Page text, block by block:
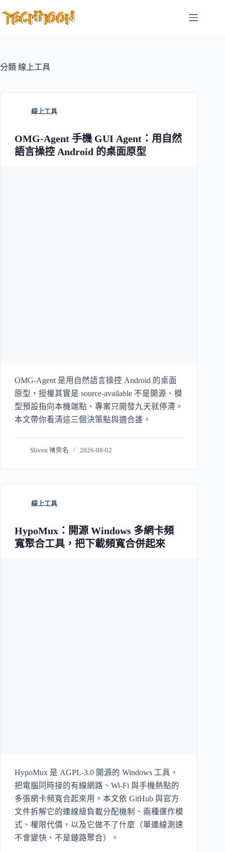
至
容
分類 線上工具
線上工具
OMG-Agent 手機 GUI Agent：用自然
語言操控 Android 的桌面原型
OMG-Agent 是用自然語言操控 Android 的桌面
原型，授權其實是 source-available 不是開源、模
型預設指向本機端點、專案只開發九天就停滯。
本文帶你看清這三個決策點與適合誰。
Sliven 褚崇名 2026-08-02
線上工具
HypoMux：開源 Windows 多網卡頻
寬聚合工具，把下載頻寬合併起來
HypoMux 是 AGPL-3.0 開源的 Windows 工具，
把電腦同時接的有線網路、Wi-Fi 與手機熱點的
多張網卡頻寬合起來用。本文依 GitHub 與官方
文件拆解它的連線級負載分配機制、兩種運作模
式、權限代價，以及它做不了什麼（單連線測速
不會變快、不是鏈路聚合）。